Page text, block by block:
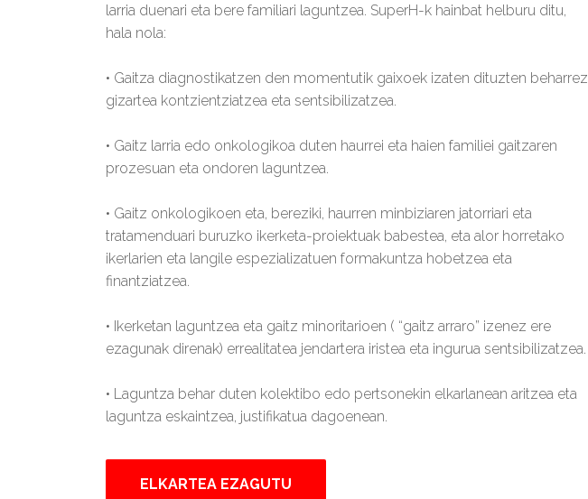
larria duenari eta bere familiari laguntzea. SuperH-k hainbat helburu ditu,
hala nola:
• Gaitza diagnostikatzen den momentutik gaixoek izaten dituzten beharrez
gizartea kontzientziatzea eta sentsibilizatzea.
• Gaitz larria edo onkologikoa duten haurrei eta haien familiei gaitzaren
prozesuan eta ondoren laguntzea.
• Gaitz onkologikoen eta, bereziki, haurren minbiziaren jatorriari eta
tratamenduari buruzko ikerketa-proiektuak babestea, eta alor horretako
ikerlarien eta langile espezializatuen formakuntza hobetzea eta
finantziatzea.
• Ikerketan laguntzea eta gaitz minoritarioen ( “gaitz arraro” izenez ere
ezagunak direnak) errealitatea jendartera iristea eta ingurua sentsibilizatzea.
• Laguntza behar duten kolektibo edo pertsonekin elkarlanean aritzea eta
laguntza eskaintzea, justifikatua dagoenean.
ELKARTEA EZAGUTU